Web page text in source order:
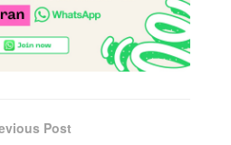
Post